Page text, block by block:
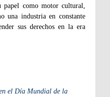
papel como motor cultural,
una industria en constante
sus derechos en la era
el Día Mundial de la